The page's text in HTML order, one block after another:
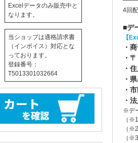
4回
■デ
【
・
・〒
・
・
・
・
※デ
（
（
（
Excelデータのみ販売中と
なります。
当ショップは適格請求書
（インボイス）対応とな
っております。
登録番号：
T5013301032664